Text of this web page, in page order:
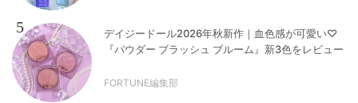
5
デイジードール2026年秋新作｜血色感が可愛い♡
『パウダー ブラッシュ ブルーム』新3色をレビュー
FORTUNE編集部